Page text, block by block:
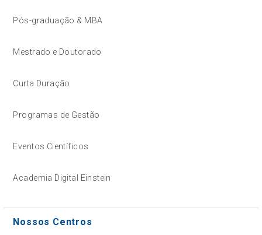
Pós-graduação & MBA
Mestrado e Doutorado
Curta Duração
Programas de Gestão
Eventos Científicos
Academia Digital Einstein
Nossos Centros